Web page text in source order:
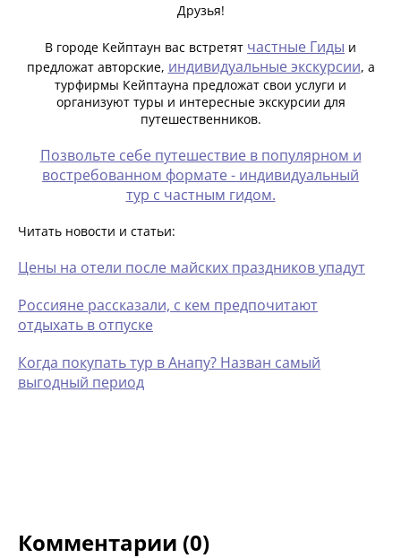
Друзья!
В городе Кейптаун вас встретят частные Гиды и
предложат авторские, индивидуальные экскурсии, а
турфирмы Кейптауна предложат свои услуги и
организуют туры и интересные экскурсии для
путешественников.
Позвольте себе путешествие в популярном и
востребованном формате - индивидуальный
тур с частным гидом.
Читать новости и статьи:
Цены на отели после майских праздников упадут
Россияне рассказали, с кем предпочитают
отдыхать в отпуске
Когда покупать тур в Анапу? Назван самый
выгодный период
Комментарии (0)